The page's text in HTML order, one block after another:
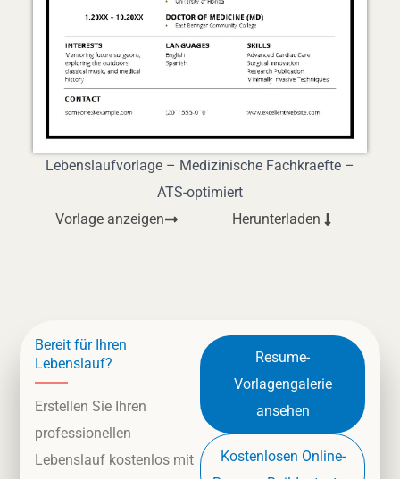
Lebenslaufvorlage – Medizinische Fachkraefte –
ATS-optimiert
Vorlage anzeigen
Herunterladen
Bereit für Ihren
Lebenslauf?
Erstellen Sie Ihren
professionellen
Lebenslauf kostenlos mit
Resume-
Vorlagengalerie
ansehen
Kostenlosen Online-